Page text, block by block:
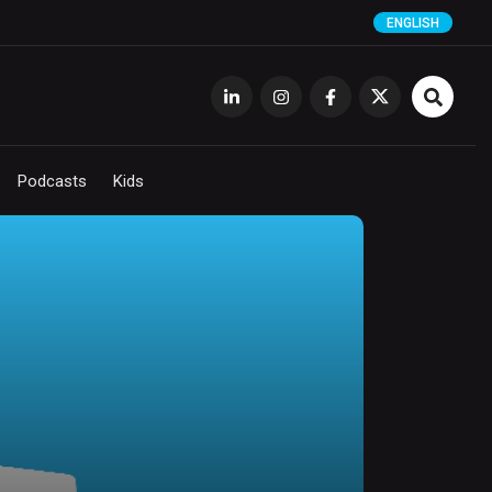
ENGLISH
Podcasts Kids